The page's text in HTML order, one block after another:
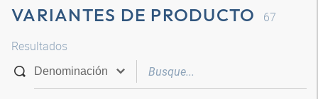
VARIANTES DE PRODUCTO
67
Resultados